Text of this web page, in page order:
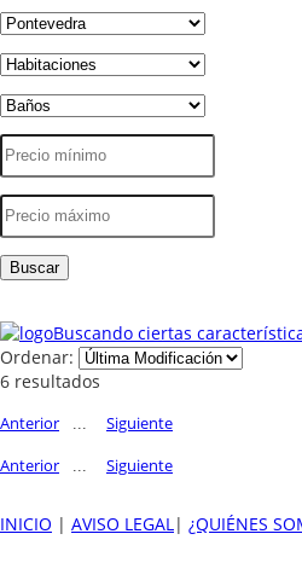
Buscando ciertas
Ordenar:
6 resultados
Anterior
Siguiente
Anterior
Siguiente
INICIO | AVISO LEGAL| ¿QUIÉNES